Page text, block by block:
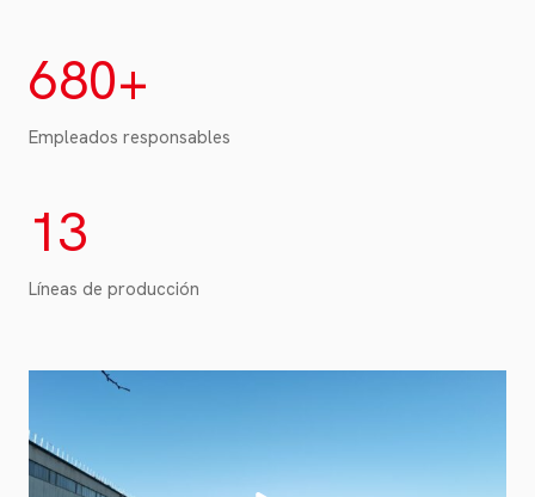
㎡
8
+
680+
Empleados responsables
13
Líneas de producción